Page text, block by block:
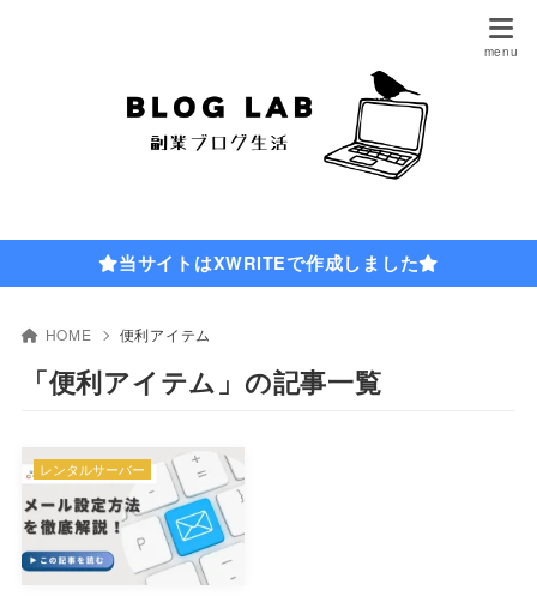
当サイトはXWRITEで作成しました
HOME 便利アイテム
「便利アイテム」の記事一覧
レンタルサーバー